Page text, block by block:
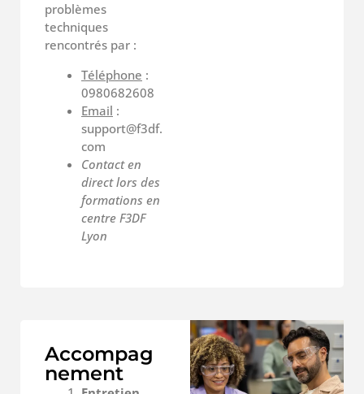
problèmes
techniques
rencontrés par :
Téléphone :
0980682608
Email :
support@f3df.
com
Contact en
direct lors des
formations en
centre F3DF
Lyon
Accompag
nement